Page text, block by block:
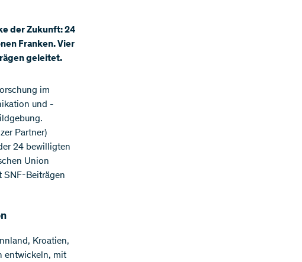
der Zukunft: 24
Franken. Vier
geleitet.
im
und -
Partner)
24 bewilligten
Union
SNF-Beiträgen
Kroatien,
entwickeln, mit